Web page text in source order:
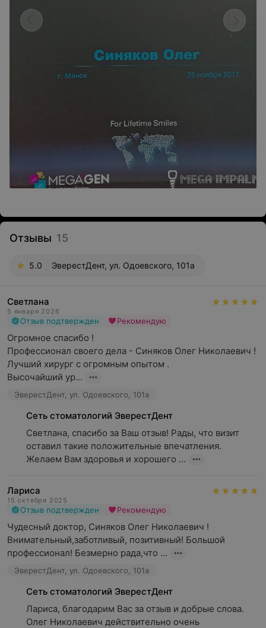
Отзывы 15
5.0 ЭверестДент, ул. Одоевского, 101а
Светлана
5 января 2026
Отзыв подтвержден Рекомендую
Огромное спасибо !
Профессионал своего дела - Синяков Олег Николаевич !
Лучший хирург с огромным опытом .
Высочайший ур...
ЭверестДент, ул. Одоевского, 101а
Сеть стоматологий ЭверестДент
Светлана, спасибо за Ваш отзыв! Рады, что визит
оставил такие положительные впечатления.
Желаем Вам здоровья и хорошего ...
Лариса
15 октября 2025
Отзыв подтвержден Рекомендую
Чудесный доктор, Синяков Олег Николаевич !
Внимательный,заботливый, позитивный! Большой
профессионал! Безмерно рада,что ...
ЭверестДент, ул. Одоевского, 101а
Сеть стоматологий ЭверестДент
Лариса, благодарим Вас за отзыв и добрые слова.
Олег Николаевич действительно очень